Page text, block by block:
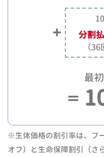
分割
（
最
※生体価格の割引率は、フ
オフ）と生命保障割引（さ